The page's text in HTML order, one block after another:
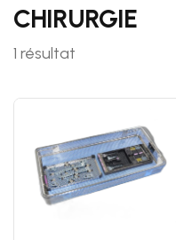
CHIRURGIE
1 résultat